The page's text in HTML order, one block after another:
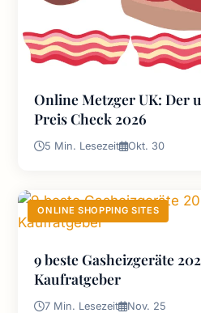
Online Metzger UK: Der
Preis Check 2026
5 Min. Lesezeit Okt. 30
ONLINE SHOPPING SITES
9 beste Gasheizgeräte
Kaufratgeber
7 Min. Lesezeit Nov. 25